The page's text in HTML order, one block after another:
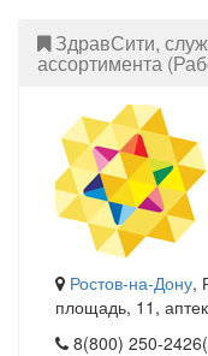
ЗдравСити,
ассортимента
Ростов-на-Дону,
площадь, 11,
8(800) 250-